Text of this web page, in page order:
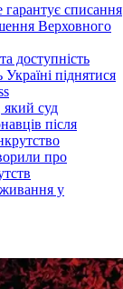
списання
Верховного
доступність
піднятися
суд
після
про
у